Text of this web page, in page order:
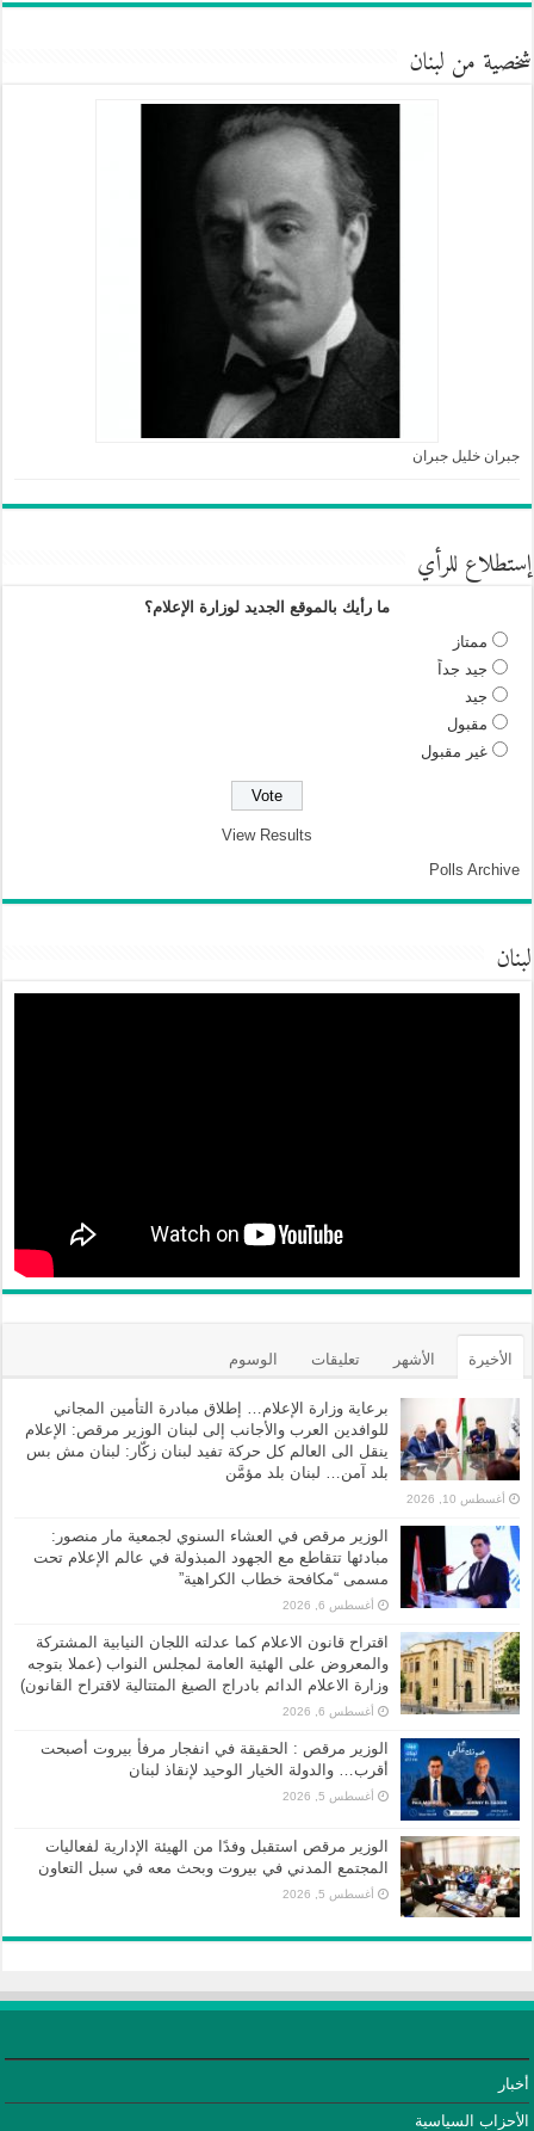
شخصية من لبنان
جبران خليل جبران
إستطلاع للرأي
ما رأيك بالموقع الجديد لوزارة الإعلام؟
ممتاز
جيد جداً
جيد
مقبول
غير مقبول
View Results
Polls Archive
لبنان
الأخيرة الأشهر تعليقات الوسوم
برعاية وزارة الإعلام… إطلاق مبادرة التأمين المجاني
للوافدين العرب والأجانب إلى لبنان الوزير مرقص: الإعلام
ينقل الى العالم كل حركة تفيد لبنان زكّار: لبنان مش بس
بلد آمن… لبنان بلد مؤمَّن
أغسطس 10, 2026
الوزير مرقص في العشاء السنوي لجمعية مار منصور:
مبادئها تتقاطع مع الجهود المبذولة في عالم الإعلام تحت
مسمى “مكافحة خطاب الكراهية”
أغسطس 6, 2026
اقتراح قانون الاعلام كما عدلته اللجان النيابية المشتركة
والمعروض على الهئية العامة لمجلس النواب (عملا بتوجه
وزارة الاعلام الدائم بادراج الصيغ المتتالية لاقتراح القانون)
أغسطس 6, 2026
الوزير مرقص : الحقيقة في انفجار مرفأ بيروت أصبحت
أقرب… والدولة الخيار الوحيد لإنقاذ لبنان
أغسطس 5, 2026
الوزير مرقص استقبل وفدًا من الهيئة الإدارية لفعاليات
المجتمع المدني في بيروت وبحث معه في سبل التعاون
أغسطس 5, 2026
أخبار
الأحزاب السياسية